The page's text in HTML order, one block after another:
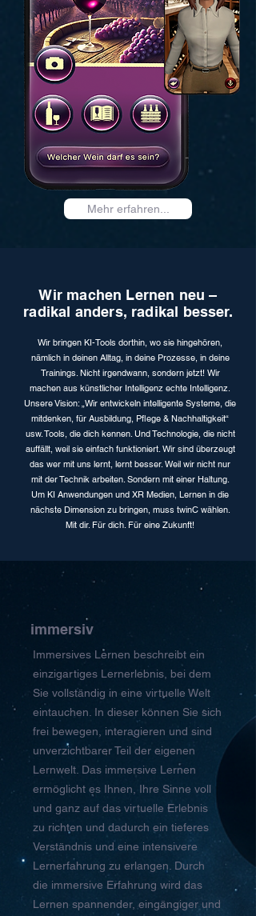
Mehr erfahren...
Wir machen Lernen neu –
radikal anders, radikal besser.
Wir bringen KI-Tools dorthin, wo sie hingehören,
nämlich in deinen Alltag, in deine Prozesse, in deine
Trainings. Nicht irgendwann, sondern jetzt! Wir
machen aus künstlicher Intelligenz echte Intelligenz.
Unsere Vision: „Wir entwickeln intelligente Systeme, die
mitdenken, für Ausbildung, Pflege & Nachhaltigkeit“
usw. Tools, die dich kennen. Und Technologie, die nicht
auffällt, weil sie einfach funktioniert. Wir sind überzeugt
das wer mit uns lernt, lernt besser. Weil wir nicht nur
mit der Technik arbeiten. Sondern mit einer Haltung.
Um KI Anwendungen und XR Medien, Lernen in die
nächste Dimension zu bringen, muss twinC wählen.
Mit dir. Für dich. Für eine Zukunft!
immersiv
Immersives Lernen beschreibt ein
einzigartiges Lernerlebnis, bei dem
Sie vollständig in eine virtuelle Welt
eintauchen. In dieser können Sie sich
frei bewegen, interagieren und sind
unverzichtbarer Teil der eigenen
Lernwelt. Das immersive Lernen
ermöglicht es Ihnen, Ihre Sinne voll
und ganz auf das virtuelle Erlebnis
zu richten und dadurch ein tieferes
Verständnis und eine intensivere
Lernerfahrung zu erlangen. Durch
die immersive Erfahrung wird das
Lernen spannender, eingängiger und